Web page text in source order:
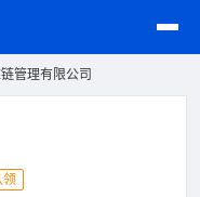
管理有限公司
领